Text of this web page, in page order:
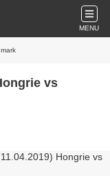
MENU
vs